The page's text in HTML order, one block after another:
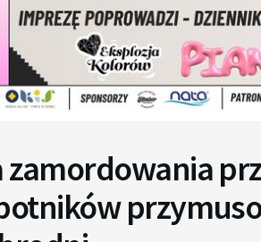
zamordowania